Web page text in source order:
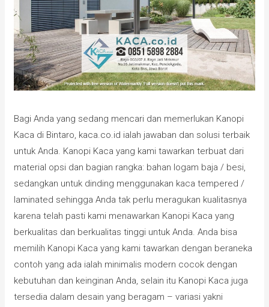
Bagi Anda yang sedang mencari dan memerlukan Kanopi
Kaca di Bintaro, kaca.co.id ialah jawaban dan solusi terbaik
untuk Anda. Kanopi Kaca yang kami tawarkan terbuat dari
material opsi dan bagian rangka: bahan logam baja / besi,
sedangkan untuk dinding menggunakan kaca tempered /
laminated sehingga Anda tak perlu meragukan kualitasnya
karena telah pasti kami menawarkan Kanopi Kaca yang
berkualitas dan berkualitas tinggi untuk Anda. Anda bisa
memilih Kanopi Kaca yang kami tawarkan dengan beraneka
contoh yang ada ialah minimalis modern cocok dengan
kebutuhan dan keinginan Anda, selain itu Kanopi Kaca juga
tersedia dalam desain yang beragam – variasi yakni